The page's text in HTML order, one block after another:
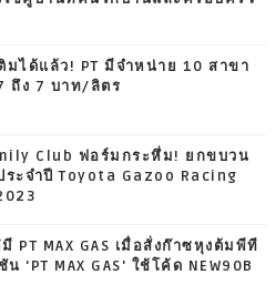
มได้แล้ว! PT มีจำหน่าย 10 สาขา
ถึง 7 บาท/ลิตร
Club ฟอร์มกระหึ่ม! ยกขบวน
ะจำปี Toyota Gazoo Racing
PT MAX GAS เมื่อสั่งก๊าซหุงต้มพีที
'PT MAX GAS' ใช้โค้ด NEW90B